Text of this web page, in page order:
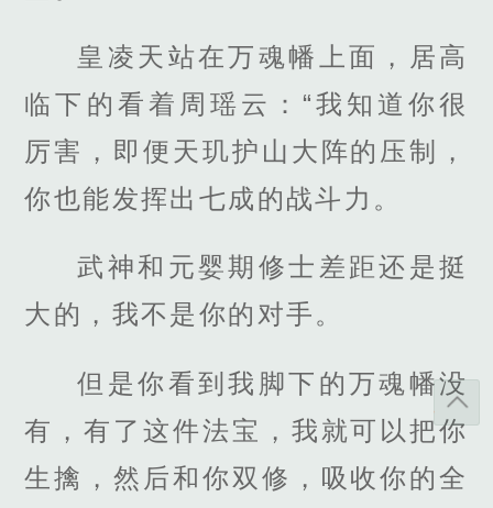
皇凌天站在万魂幡上面，居高
临下的看着周瑶云：“我知道你很
厉害，即便天玑护山大阵的压制，
你也能发挥出七成的战斗力。
武神和元婴期修士差距还是挺
大的，我不是你的对手。
但是你看到我脚下的万魂幡没
有，有了这件法宝，我就可以把你
生擒，然后和你双修，吸收你的全